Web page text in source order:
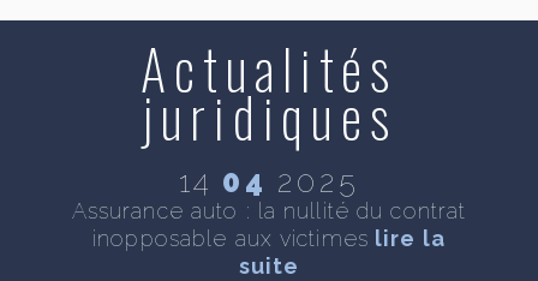
Actualités
juridiques
14 04 2025
Assurance auto : la nullité du contrat
inopposable aux victimes lire la
suite